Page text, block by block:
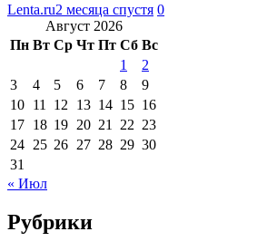
Lenta.ru2 месяца спустя 0
Август 2026
Пн Вт Ср Чт Пт Сб Вс
1
2
3
4 5 6 7 8
9
10 11 12 13 14 15 16
17 18 19 20 21 22 23
24 25 26 27 28 29 30
31
« Июл
Рубрики